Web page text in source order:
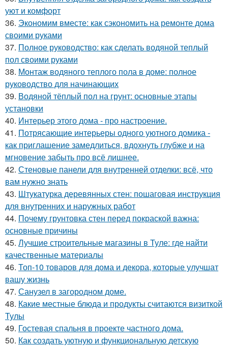
уют и комфорт
36. Экономим вместе: как сэкономить на ремонте дома
своими руками
37. Полное руководство: как сделать водяной теплый
пол своими руками
38. Монтаж водяного теплого пола в доме: полное
руководство для начинающих
39. Водяной тёплый пол на грунт: основные этапы
установки
40. Интерьер этого дома - про настроение.
41. Потрясающие интерьеры одного уютного домика -
как приглашение замедлиться, вдохнуть глубже и на
мгновение забыть про всё лишнее.
42. Стеновые панели для внутренней отделки: всё, что
вам нужно знать
43. Штукатурка деревянных стен: пошаговая инструкция
для внутренних и наружных работ
44. Почему грунтовка стен перед покраской важна:
основные причины
45. Лучшие строительные магазины в Туле: где найти
качественные материалы
46. Топ-10 товаров для дома и декора, которые улучшат
вашу жизнь
47. Санузел в загородном доме.
48. Какие местные блюда и продукты считаются визиткой
Тулы
49. Гостевая спальня в проекте частного дома.
50. Как создать уютную и функциональную детскую